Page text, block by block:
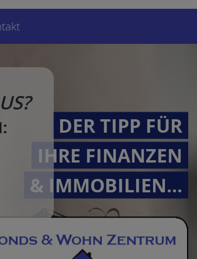
DER TIPP FÜR
IHRE FINANZEN
& IMMOBILIEN...